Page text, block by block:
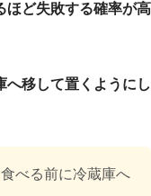
ほど失敗する確率が高
へ移して置くようにし
べる前に冷蔵庫へ